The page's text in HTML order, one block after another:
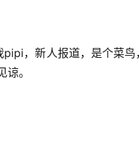
，新人报道，是个菜
。